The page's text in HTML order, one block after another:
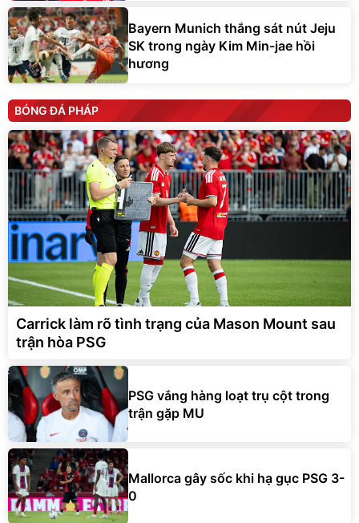
Bayern Munich thắng sát nút Jeju
SK trong ngày Kim Min-jae hồi
hương
BÓNG ĐÁ PHÁP
Carrick làm rõ tình trạng của Mason Mount sau
trận hòa PSG
PSG vắng hàng loạt trụ cột trong
trận gặp MU
Mallorca gây sốc khi hạ gục PSG 3-
0